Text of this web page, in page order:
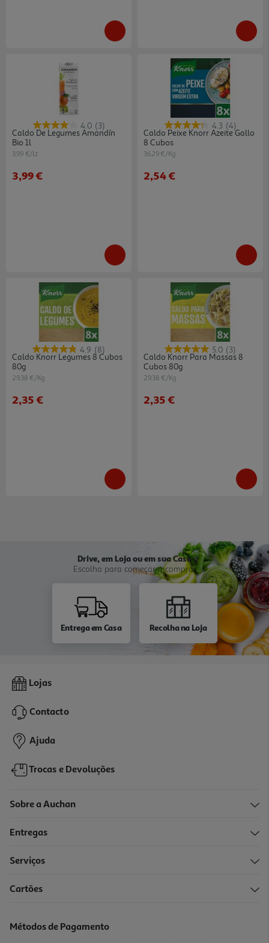
4.0 (3)
Caldo De Legumes Amandín
Bio 1l
3.99 €/Lt
3,99 €
4.3 (4)
Caldo Peixe Knorr Azeite Gallo
8 Cubos
36.29 €/Kg
2,54 €
4.9 (8)
Caldo Knorr Legumes 8 Cubos
80g
29.38 €/Kg
2,35 €
5.0 (3)
Caldo Knorr Para Massas 8
Cubos 80g
29.38 €/Kg
2,35 €
Drive, em Loja ou em sua Casa
Escolha para começar a comprar
Entrega em Casa Recolha na Loja
Lojas
Contacto
Ajuda
Trocas e Devoluções
Sobre a Auchan
Entregas
Serviços
Cartões
Métodos de Pagamento